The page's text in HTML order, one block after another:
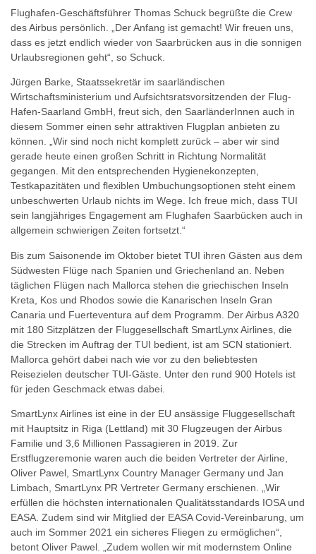
Flughafen-Geschäftsführer Thomas Schuck begrüßte die Crew
des Airbus persönlich. „Der Anfang ist gemacht! Wir freuen uns,
dass es jetzt endlich wieder von Saarbrücken aus in die sonnigen
Urlaubsregionen geht“, so Schuck.
Jürgen Barke, Staatssekretär im saarländischen
Wirtschaftsministerium und Aufsichtsratsvorsitzenden der Flug-
Hafen-Saarland GmbH, freut sich, den SaarländerInnen auch in
diesem Sommer einen sehr attraktiven Flugplan anbieten zu
können. „Wir sind noch nicht komplett zurück – aber wir sind
gerade heute einen großen Schritt in Richtung Normalität
gegangen. Mit den entsprechenden Hygienekonzepten,
Testkapazitäten und flexiblen Umbuchungsoptionen steht einem
unbeschwerten Urlaub nichts im Wege. Ich freue mich, dass TUI
sein langjähriges Engagement am Flughafen Saarbücken auch in
allgemein schwierigen Zeiten fortsetzt.“
Bis zum Saisonende im Oktober bietet TUI ihren Gästen aus dem
Südwesten Flüge nach Spanien und Griechenland an. Neben
täglichen Flügen nach Mallorca stehen die griechischen Inseln
Kreta, Kos und Rhodos sowie die Kanarischen Inseln Gran
Canaria und Fuerteventura auf dem Programm. Der Airbus A320
mit 180 Sitzplätzen der Fluggesellschaft SmartLynx Airlines, die
die Strecken im Auftrag der TUI bedient, ist am SCN stationiert.
Mallorca gehört dabei nach wie vor zu den beliebtesten
Reisezielen deutscher TUI-Gäste. Unter den rund 900 Hotels ist
für jeden Geschmack etwas dabei.
SmartLynx Airlines ist eine in der EU ansässige Fluggesellschaft
mit Hauptsitz in Riga (Lettland) mit 30 Flugzeugen der Airbus
Familie und 3,6 Millionen Passagieren in 2019. Zur
Erstflugzeremonie waren auch die beiden Vertreter der Airline,
Oliver Pawel, SmartLynx Country Manager Germany und Jan
Limbach, SmartLynx PR Vertreter Germany erschienen. „Wir
erfüllen die höchsten internationalen Qualitätsstandards IOSA und
EASA. Zudem sind wir Mitglied der EASA Covid-Vereinbarung, um
auch im Sommer 2021 ein sicheres Fliegen zu ermöglichen“,
betont Oliver Pawel. „Zudem wollen wir mit modernstem Online